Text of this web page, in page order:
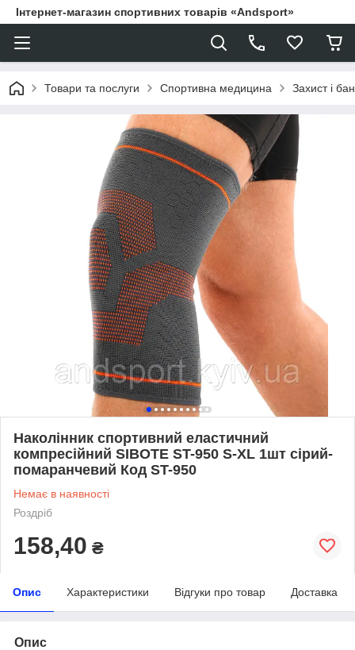
Інтернет-магазин спортивних товарів «Andsport»
Товари та послуги Спортивна медицина Захист і
Наколінник спортивний еластичний
компресійний SIBOTE ST-950 S-XL 1шт сірий-
помаранчевий Код ST-950
Немає в наявності
Роздріб
158,40 ₴
Опис Характеристики Відгуки про товар Доставка
Опис